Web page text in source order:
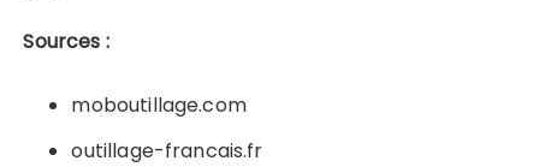
Sources :
moboutillage.com
outillage-francais.fr